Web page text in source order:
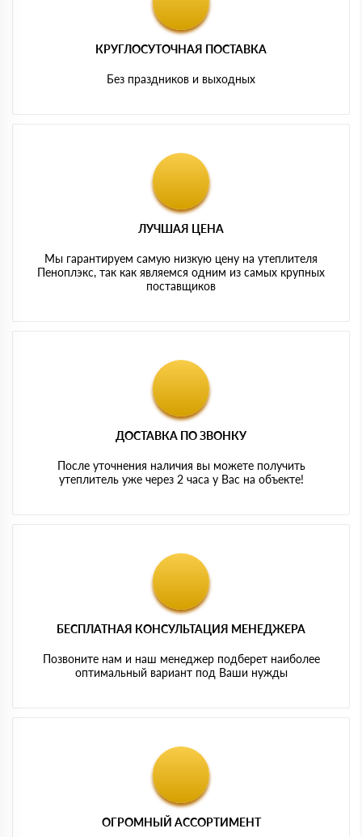
КРУГЛОСУТОЧНАЯ ПОСТАВКА
Без праздников и выходных
ЛУЧШАЯ ЦЕНА
Мы гарантируем самую низкую цену на утеплителя
Пеноплэкс, так как являемся одним из самых крупных
поставщиков
ДОСТАВКА ПО ЗВОНКУ
После уточнения наличия вы можете получить
утеплитель уже через 2 часа у Вас на объекте!
БЕСПЛАТНАЯ КОНСУЛЬТАЦИЯ МЕНЕДЖЕРА
Позвоните нам и наш менеджер подберет наиболее
оптимальный вариант под Ваши нужды
ОГРОМНЫЙ АССОРТИМЕНТ